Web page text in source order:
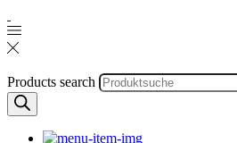
Products search